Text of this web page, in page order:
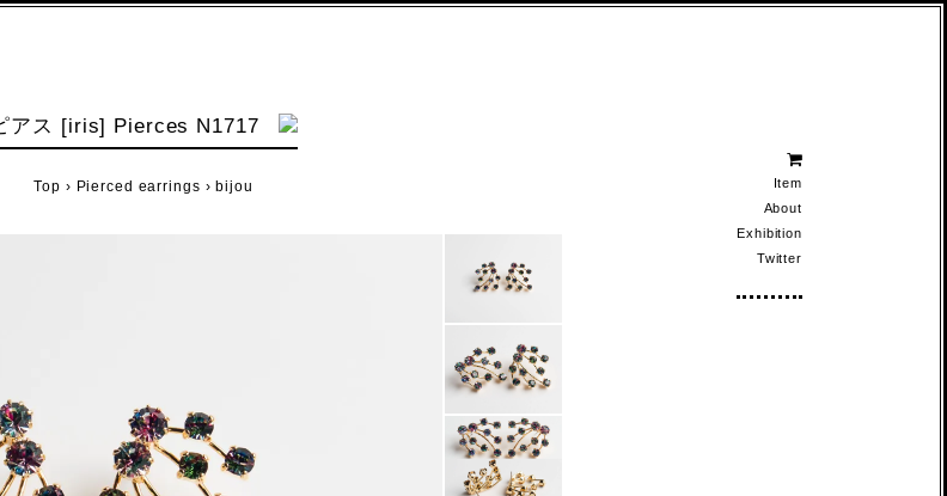
Item
About
Exhibition
Twitter
アス [iris] Pierces N1717
Top › Pierced earrings ›bijou